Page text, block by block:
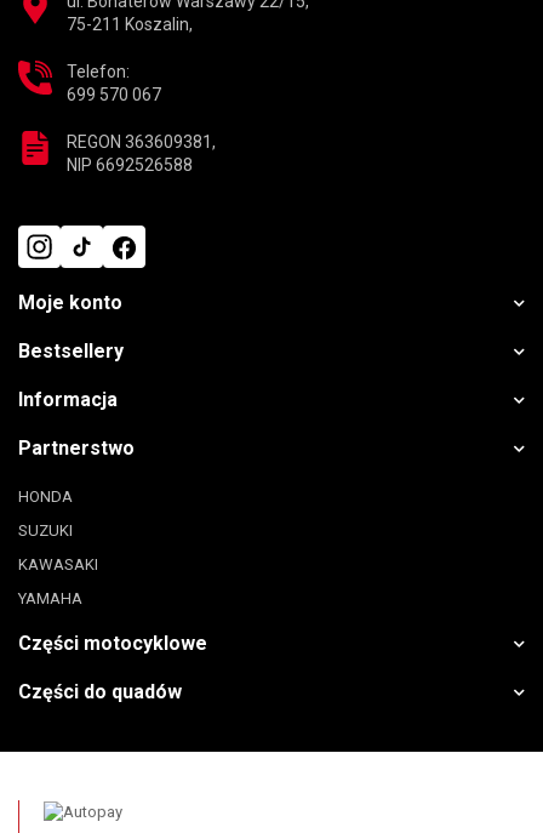
75-211 Koszalin,
Telefon:
699 570 067
REGON 363609381,
NIP 6692526588
Moje konto
Bestsellery
Informacja
Partnerstwo
HONDA
SUZUKI
KAWASAKI
YAMAHA
Części motocyklowe
Części do quadów